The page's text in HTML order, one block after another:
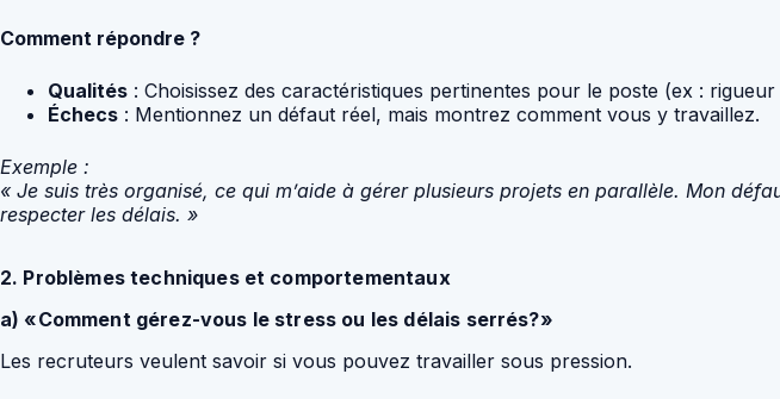
Comment répondre ?
Qualités : Choisissez des caractéristiques pertinentes pour le poste (ex :
Échecs : Mentionnez un défaut réel, mais montrez comment vous y travaillez.
Exemple :
« Je suis très organisé, ce qui m’aide à gérer plusieurs projets en parallèle. Mon
respecter les délais. »
2. Problèmes techniques et comportementaux
a) «Comment gérez-vous le stress ou les délais serrés?»
Les recruteurs veulent savoir si vous pouvez travailler sous pression.